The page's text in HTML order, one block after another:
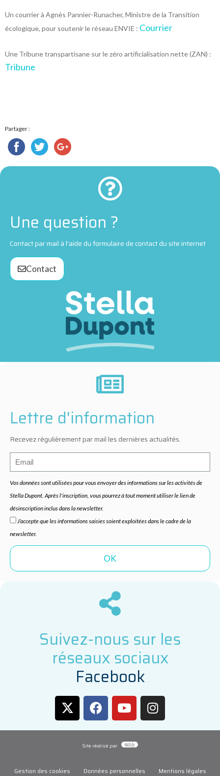
Un courrier à Agnès Pannier-Runacher, Ministre de la Transition
écologique, pour soutenir le réseau ENVIE : Courrier
Une Tribune transpartisane sur le zéro artificialisation nette (ZAN) :
Tribune
Partager :
Une question ?
Contact par mail à l'aide du formulaire de contact du site internet
Contact
Lettre d'information
Recevez régulièrement par mail les dernières actualités.
Vos données sont utilisées pour vous envoyer des informations sur les activités de
Stella Dupont. Après l'inscription, vous pourrez à tout moment utiliser le lien de
désinscription inclus dans la newsletter.
J’accepte que les informations saisies soient exploitées dans le cadre de la
newsletter.
Suivez-nous sur les
réseaux sociaux
Facebook
Site réalisé par
Gestion des cookies Données personnelles Mentions légales